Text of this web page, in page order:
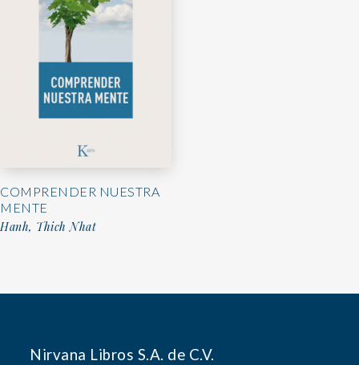
COMPRENDER NUESTRA
MENTE
Hanh, Thich Nhat
Nirvana Libros S.A. de C.V.